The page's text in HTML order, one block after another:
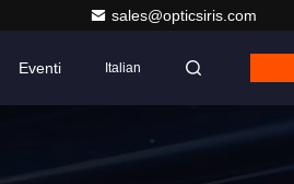
sales@opticsiris.com
Eventi Italian